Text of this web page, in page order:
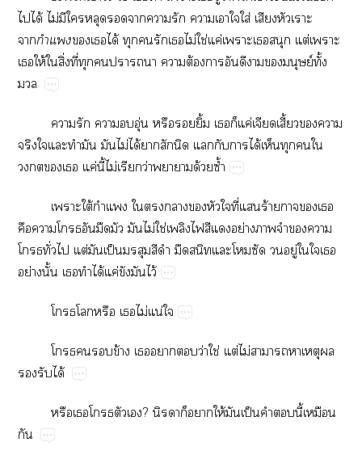
​ได้​ไม่​​​​​​​​​​​ใส่​​​
​​ได้​​​​​ไม่​ใช่​ค่​​​​ต่​​
​ให้​​ิ่​ี่​​​​​ต้​​​​​​ย์​ั้​

​​​​ุ่​​​ิ้​​​ค่​​ี้​​​
​​​​​​ไม่​ได้​​​​​​​ได้​​​​​
​​​ค่​ี้​ไม่​​ว่​​ด้​ซ้ำ
​ใต้​​​​​​​​ี่​​ร้​​​
​​​​​​​ไม่​ใช่​​​​​ย่​​​​​
​ั่​​ต่​​ป็​​​​​​​​​​ู่​​​​
ย่​ั้​​​ได้​ค่​​​ไว้
​​​​ไม่​น่​
​​​ข้​​​​ว่​ใช่​ต่​ไม่​​​​​
​​ได้
​​​​?​​​​ให้​​ป็​​​ี้​​
